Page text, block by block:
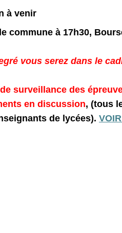
à venir
commune à 17h30,
vous serez dans le
surveillance des
en discussion, (tous
de lycées).